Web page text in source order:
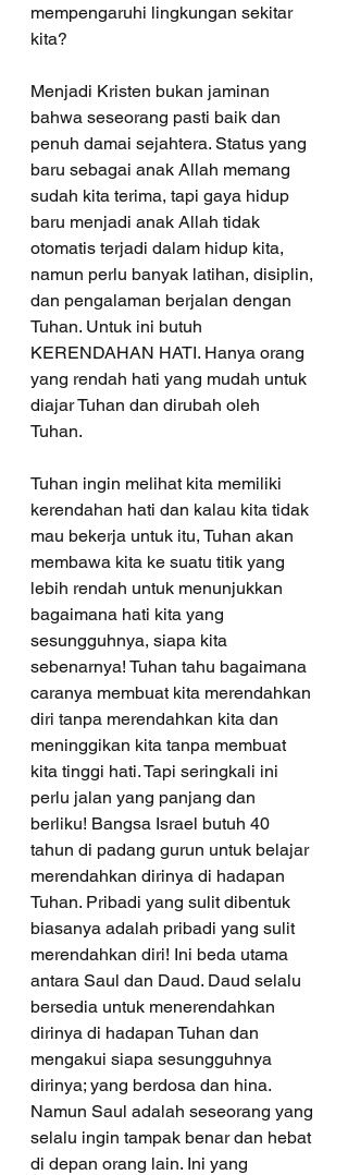
mempengaruhi lingkungan sekitar
kita?
Menjadi Kristen bukan jaminan
bahwa seseorang pasti baik dan
penuh damai sejahtera. Status yang
baru sebagai anak Allah memang
sudah kita terima, tapi gaya hidup
baru menjadi anak Allah tidak
otomatis terjadi dalam hidup kita,
namun perlu banyak latihan, disiplin,
dan pengalaman berjalan dengan
Tuhan. Untuk ini butuh
KERENDAHAN HATI. Hanya orang
yang rendah hati yang mudah untuk
diajar Tuhan dan dirubah oleh
Tuhan.
Tuhan ingin melihat kita memiliki
kerendahan hati dan kalau kita tidak
mau bekerja untuk itu, Tuhan akan
membawa kita ke suatu titik yang
lebih rendah untuk menunjukkan
bagaimana hati kita yang
sesungguhnya, siapa kita
sebenarnya! Tuhan tahu bagaimana
caranya membuat kita merendahkan
diri tanpa merendahkan kita dan
meninggikan kita tanpa membuat
kita tinggi hati. Tapi seringkali ini
perlu jalan yang panjang dan
berliku! Bangsa Israel butuh 40
tahun di padang gurun untuk belajar
merendahkan dirinya di hadapan
Tuhan. Pribadi yang sulit dibentuk
biasanya adalah pribadi yang sulit
merendahkan diri! Ini beda utama
antara Saul dan Daud. Daud selalu
bersedia untuk menerendahkan
dirinya di hadapan Tuhan dan
mengakui siapa sesungguhnya
dirinya; yang berdosa dan hina.
Namun Saul adalah seseorang yang
selalu ingin tampak benar dan hebat
di depan orang lain. Ini yang